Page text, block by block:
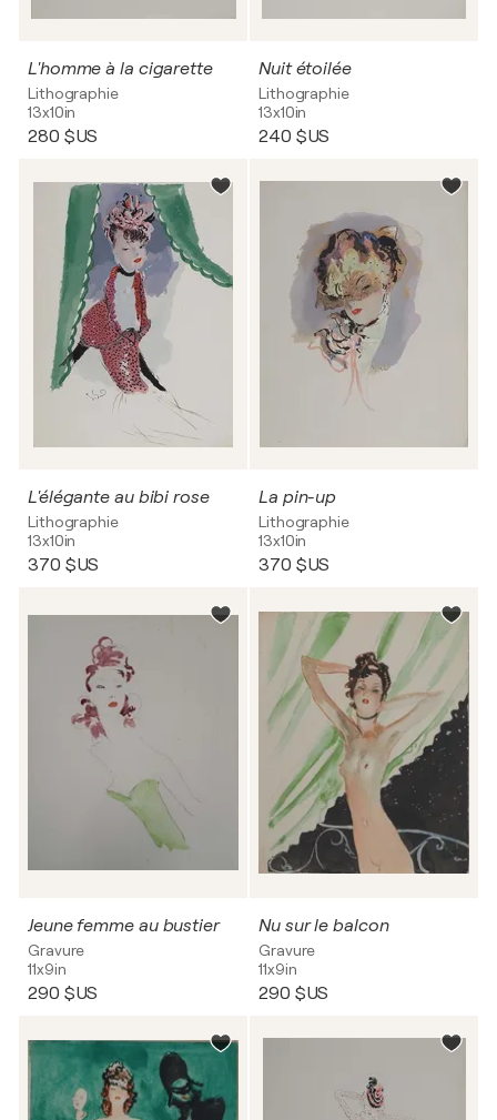
L'homme à la cigarette
Lithographie
13x10in
280 $US
Nuit étoilée
Lithographie
13x10in
240 $US
L'élégante au bibi rose
Lithographie
13x10in
370 $US
La pin-up
Lithographie
13x10in
370 $US
Jeune femme au bustier
Gravure
11x9in
290 $US
Nu sur le balcon
Gravure
11x9in
290 $US